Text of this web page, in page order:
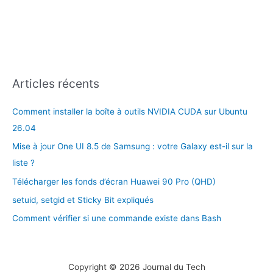
Articles récents
Comment installer la boîte à outils NVIDIA CUDA sur Ubuntu
26.04
Mise à jour One UI 8.5 de Samsung : votre Galaxy est-il sur la
liste ?
Télécharger les fonds d’écran Huawei 90 Pro (QHD)
setuid, setgid et Sticky Bit expliqués
Comment vérifier si une commande existe dans Bash
Copyright © 2026 Journal du Tech